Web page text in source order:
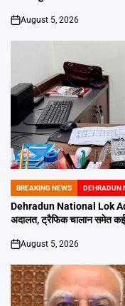
on
August 5, 2026
POSTED
IN
BREAKING NEWS DEHRADUN
Dehradun National Lok
अदालत, ट्रैफिक चालान समेत कई
on
August 5, 2026